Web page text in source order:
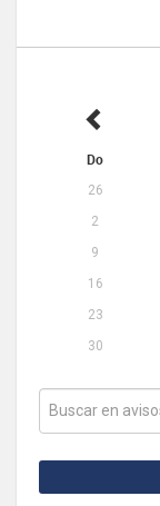
Do
26
2
9
16
23
30